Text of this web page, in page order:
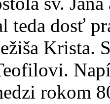
teda dosť
Krista.
rokom